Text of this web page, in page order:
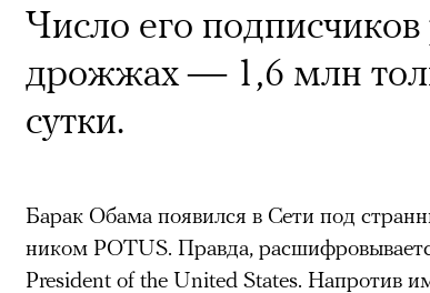
Число его подписчиков
дрожжах — 1,6 млн
сутки.
Барак Обама появился в Сети под
ником POTUS. Правда,
President of the United States. Напротив